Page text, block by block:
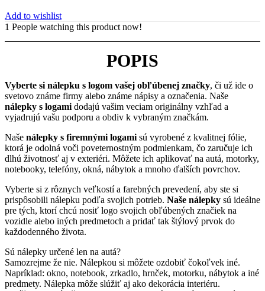
Add to wishlist
1 People watching this product now!
POPIS
Vyberte si nálepku s logom vašej obľúbenej značky, či už ide o
svetovo známe firmy alebo známe nápisy a označenia. Naše
nálepky s logamidodajú vašim veciam originálny vzhľad a
vyjadrujú vašu podporu a obdiv k vybraným značkám.
Naše nálepky s firemnými logamisú vyrobené z kvalitnej fólie,
ktorá je odolná voči poveternostným podmienkam, čo zaručuje ich
dlhú životnosť aj v exteriéri. Môžete ich aplikovať na autá, motorky,
notebooky, telefóny, okná, nábytok a mnoho ďalších povrchov.
Vyberte si z rôznych veľkostí a farebných prevedení, aby ste si
prispôsobili nálepku podľa svojich potrieb. Naše nálepky sú ideálne
pre tých, ktorí chcú nosiť logo svojich obľúbených značiek na
vozidle alebo iných predmetoch a pridať tak štýlový prvok do
každodenného života.
Sú nálepky určené len na autá?
Samozrejme že nie. Nálepkou si môžete ozdobiť čokoľvek iné.
Napríklad: okno, notebook, zrkadlo, hrnček, motorku, nábytok a iné
predmety. Nálepka môže slúžiť aj ako dekorácia interiéru.